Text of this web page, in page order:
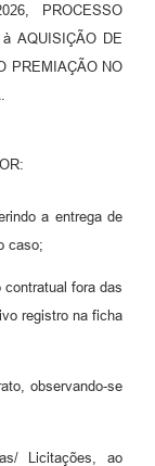
PROCESSO
AQUISIÇÃO DE
PREMIAÇÃO NO
a entrega de
caso;
contratual fora das
registro na ficha
observando-se
Licitações, ao